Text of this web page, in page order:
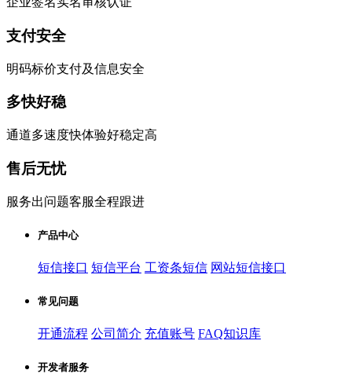
支付安全
明码标价支付及信息安全
多快好稳
通道多速度快体验好稳定高
售后无忧
服务出问题客服全程跟进
产品中心
短信接口 短信平台 工资条短信 网站短信接口
常见问题
开通流程 公司简介 充值账号 FAQ知识库
开发者服务